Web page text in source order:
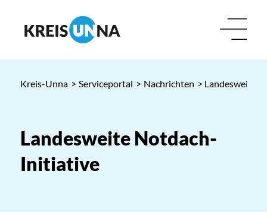
Kreis-Unna > Serviceportal > Nachrichten > Landesweite
Landesweite Notdach-
Initiative